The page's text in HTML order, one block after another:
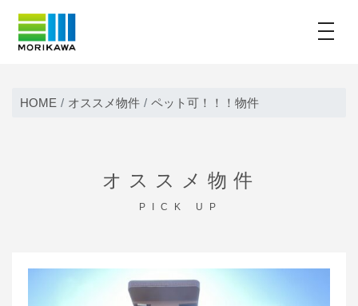
contentHOME オススメ物件 ペット可！！！物件
オススメ物件
PICK UP